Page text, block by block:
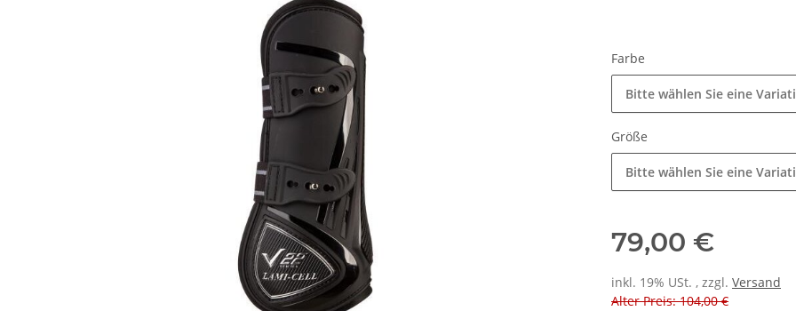
Farbe
Bitte wählen Sie eine
Größe
Bitte wählen Sie eine
79,00 €
inkl. 19% USt. , zzgl. Versand
Alter Preis: 104,00 €